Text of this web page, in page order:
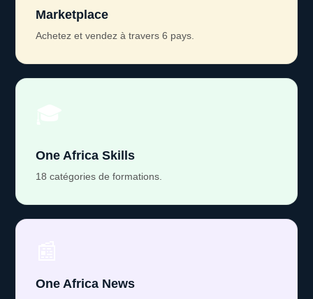
Marketplace
Achetez et vendez à travers 6 pays.
One Africa Skills
18 catégories de formations.
One Africa News